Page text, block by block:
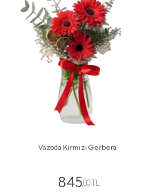
Vazoda Kırmızı Gerbera
845,00 TL